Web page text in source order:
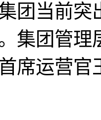
团当前突
集团管理
席运营官